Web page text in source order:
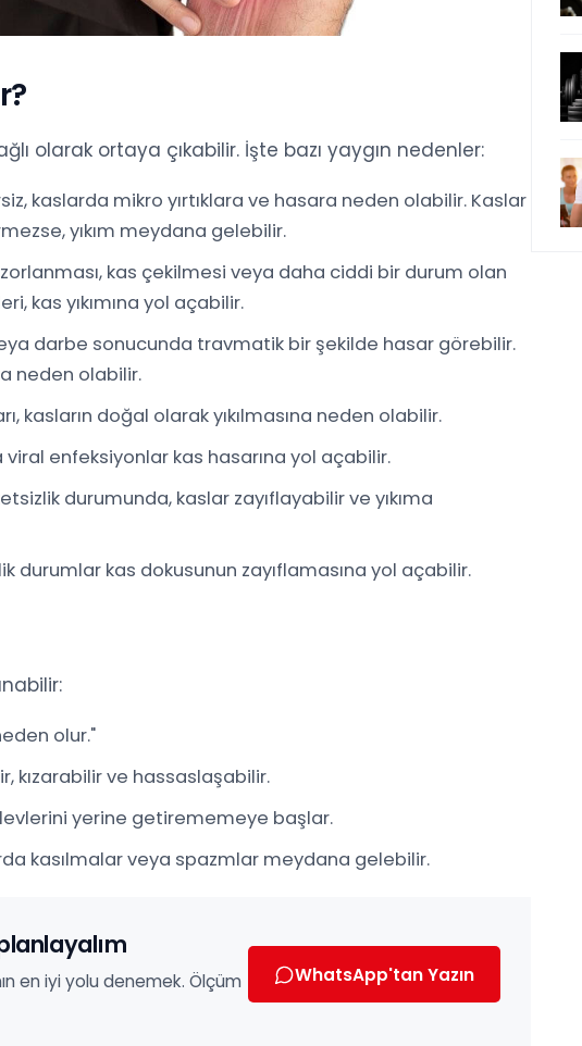
olarak ortaya çıkabilir. İşte bazı yaygın nedenler:
kaslarda mikro yırtıklara ve hasara neden olabilir. Kaslar
yıkım meydana gelebilir.
kas çekilmesi veya daha ciddi bir durum olan
kas yıkımına yol açabilir.
darbe sonucunda travmatik bir şekilde hasar görebilir.
neden olabilir.
kasların doğal olarak yıkılmasına neden olabilir.
viral enfeksiyonlar kas hasarına yol açabilir.
durumunda, kaslar zayıflayabilir ve yıkıma
durumlar kas dokusunun zayıflamasına yol açabilir.
olur."
kızarabilir ve hassaslaşabilir.
yerine getirememeye başlar.
kasılmalar veya spazmlar meydana gelebilir.
en iyi yolu denemek. Ölçüm
WhatsApp'tan Yazın